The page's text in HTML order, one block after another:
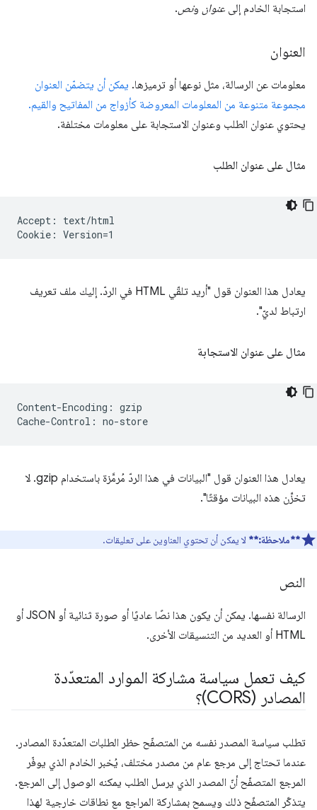
استجابة الخادم إلى عنوان ونص.
العنوان
معلومات عن الرسالة، مثل نوعها أو ترميزها. يمكن أن يتضمّن العنوان
مجموعة متنوعة من المعلومات المعروضة كأزواج من المفاتيح والقيم.
يحتوي عنوان الطلب وعنوان الاستجابة على معلومات مختلفة.
مثال على عنوان الطلب
Accept: text/html
يعادل هذا العنوان قول "أريد تلقّي HTML في الردّ. إليك ملف تعريف
ارتباط لديّ".
مثال على عنوان الاستجابة
Content-Encoding: gzip
يعادل هذا العنوان قول "البيانات في هذا الردّ مُرمَّزة باستخدام gzip. لا
تخزِّن هذه البيانات مؤقتًا".
**ملاحظة:** لا يمكن أن تحتوي العناوين على تعليقات.
النص
الرسالة نفسها. يمكن أن يكون هذا نصًا عاديًا أو صورة ثنائية أو JSON أو
HTML أو العديد من التنسيقات الأخرى.
كيف تعمل سياسة مشاركة الموارد المتعدّدة
المصادر (CORS)؟
تطلب سياسة المصدر نفسه من المتصفّح حظر الطلبات المتعدّدة المصادر.
عندما تحتاج إلى مرجع عام من مصدر مختلف، يُخبر الخادم الذي يوفّر
المرجع المتصفّح أنّ المصدر الذي يرسل الطلب يمكنه الوصول إلى المرجع.
يتذكّر المتصفّح ذلك ويسمح بمشاركة المراجع مع نطاقات خارجية لهذا